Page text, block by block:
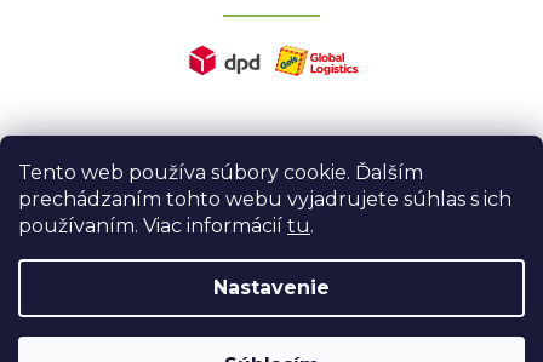
Tento web používa súbory cookie. Ďalším
prechádzaním tohto webu vyjadrujete súhlas s ich
používaním. Viac informácií tu.
Nastavenie
Vytvoril Shoptet |Nakódoval eshopGuru